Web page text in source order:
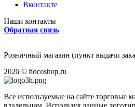
Вконтакте
Наши контакты
Обратная связь
Розничный магазин (пункт выдачи
2026 © hocoshop.ru
Все используемые на сайте торговые